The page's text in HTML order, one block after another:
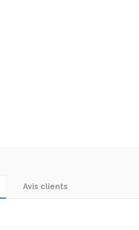
Avis clients